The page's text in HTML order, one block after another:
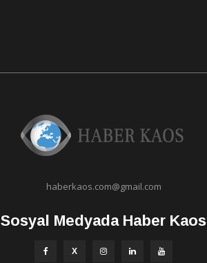
haberkaos.com@gmail.com
Sosyal Medyada Haber Kaos